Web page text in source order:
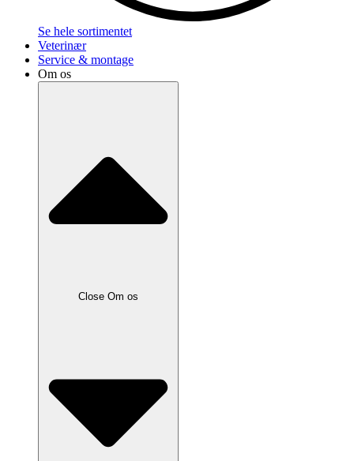
Se hele sortimentet
Veterinær
Service & montage
Om os
Close Om os